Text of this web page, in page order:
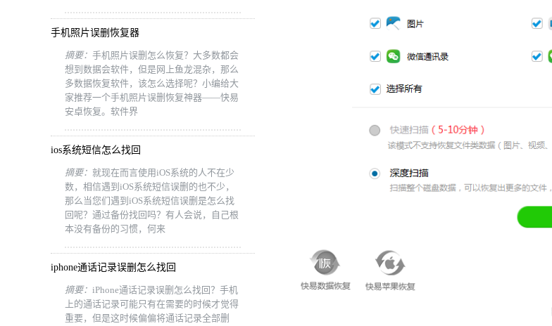
手机照片误删恢复器
摘要： 手机照片误删怎么恢复？大多数都会
想到数据会软件，但是网上鱼龙混杂，那么
多数据恢复软件，该怎么选择呢？小编给大
家推荐一个手机照片误删恢复神器——快易
安卓恢复。软件界
ios系统短信怎么找回
摘要： 就现在而言使用iOS系统的人不在少
数，相信遇到iOS系统短信误删的也不少，
那么当您们遇到iOS系统短信误删是怎么找
回呢？通过备份找回吗？有人会说，自己根
本没有备份的习惯，何来
iphone通话记录误删怎么找回
摘要： iPhone通话记录误删怎么找回？手机
上的通话记录可能只有在需要的时候才觉得
重要，但是这时候偏偏将通话记录全部删